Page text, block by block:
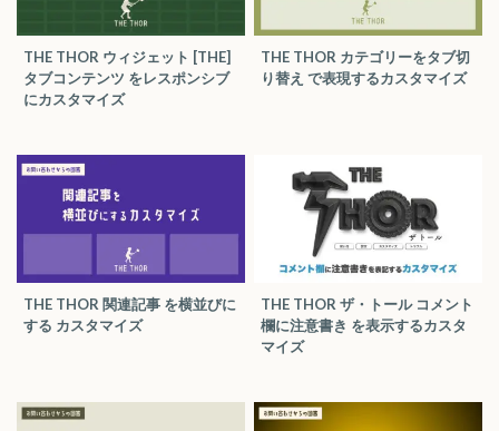
THE THOR ウィジェット [THE]
タブコンテンツ をレスポンシブ
にカスタマイズ
THE THOR カテゴリーをタブ切
り替え で表現するカスタマイズ
THE THOR 関連記事 を横並びに
する カスタマイズ
THE THOR ザ・トール コメント
欄に注意書き を表示するカスタ
マイズ